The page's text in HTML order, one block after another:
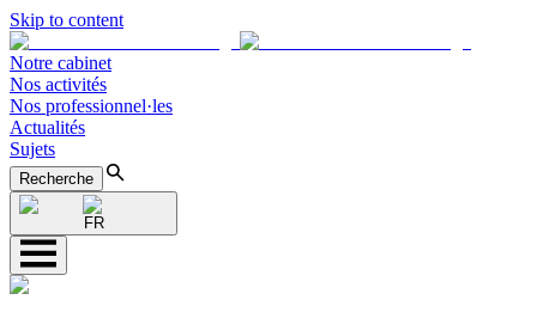
Skip to content
Notre cabinet
Nos activités
Nos professionnel·les
Actualités
Sujets
Recherche
FR